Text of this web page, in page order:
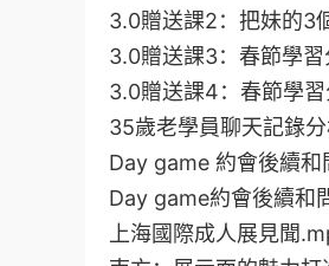
3.0贈送課2：把妹的3
3.0贈送課3：春節學
3.0贈送課4：春節學
35歲老學員聊天記錄
Day game 約會後續
Day game約會後續和
上海國際成人展見聞